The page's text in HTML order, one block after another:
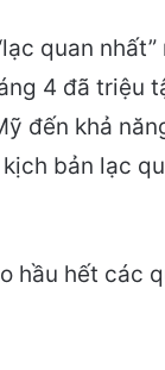
quan
4 đã triệu
đến khả
bản lạc
hầu hết các